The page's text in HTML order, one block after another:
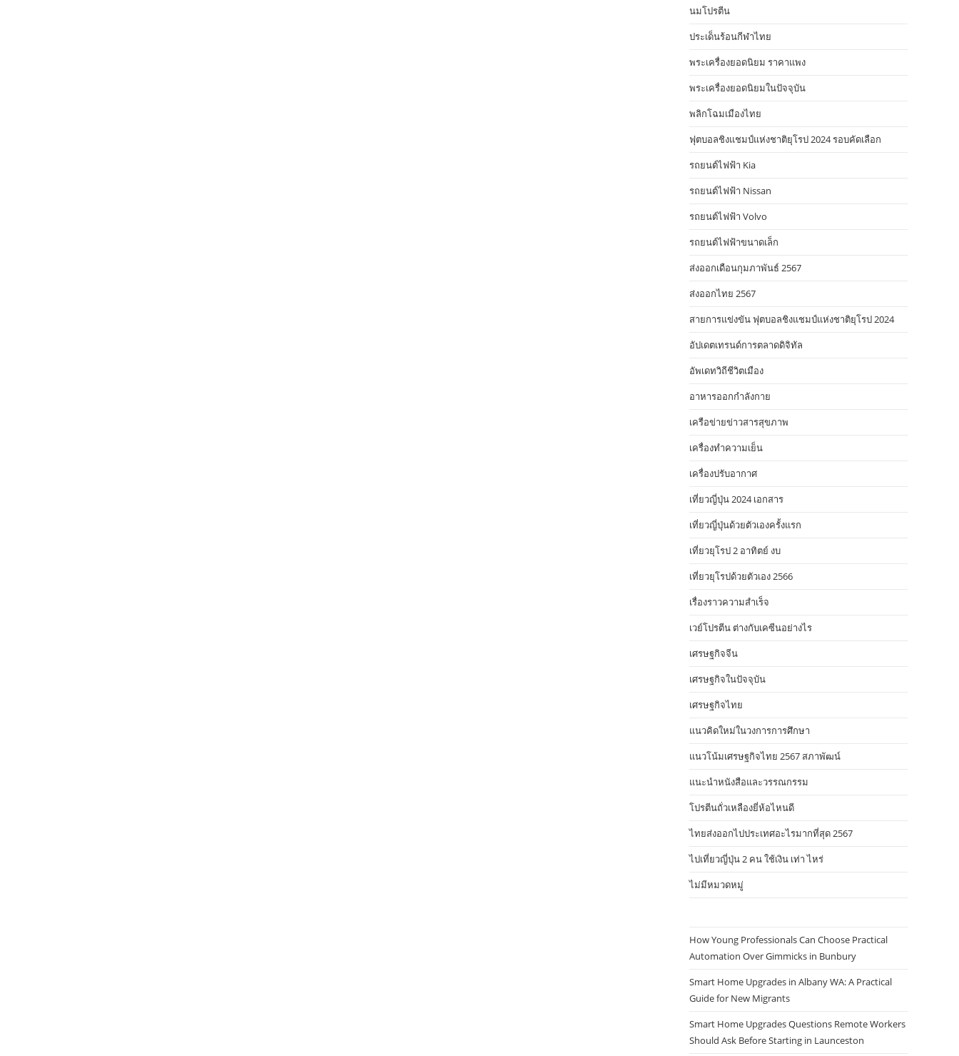
นมโปรตีน
ประเด็นร้อนกีฬาไทย
พระเครื่องยอดนิยม ราคาแพง
พระเครื่องยอดนิยมในปัจจุบัน
พลิกโฉมเมืองไทย
ฟุตบอลชิงแชมป์แห่งชาติยุโรป 2024 รอบคัดเลือก
รถยนต์ไฟฟ้า Kia
รถยนต์ไฟฟ้า Nissan
รถยนต์ไฟฟ้า Volvo
รถยนต์ไฟฟ้าขนาดเล็ก
ส่งออกเดือนกุมภาพันธ์ 2567
ส่งออกไทย 2567
สายการแข่งขัน ฟุตบอลชิงแชมป์แห่งชาติยุโรป 2024
อัปเดตเทรนด์การตลาดดิจิทัล
อัพเดทวิถีชีวิตเมือง
อาหารออกกําลังกาย
เครือข่ายข่าวสารสุขภาพ
เครื่องทำความเย็น
เครื่องปรับอากาศ
เที่ยวญี่ปุ่น 2024 เอกสาร
เที่ยวญี่ปุ่นด้วยตัวเองครั้งแรก
เที่ยวยุโรป 2 อาทิตย์ งบ
เที่ยวยุโรปด้วยตัวเอง 2566
เรื่องราวความสำเร็จ
เวย์โปรตีน ต่างกับเคซีนอย่างไร
เศรษฐกิจจีน
เศรษฐกิจในปัจจุบัน
เศรษฐกิจไทย
แนวคิดใหม่ในวงการการศึกษา
แนวโน้มเศรษฐกิจไทย 2567 สภาพัฒน์
แนะนำหนังสือและวรรณกรรม
โปรตีนถั่วเหลืองยี่ห้อไหนดี
ไทยส่งออกไปประเทศอะไรมากที่สุด 2567
ไปเที่ยวญี่ปุ่น 2 คน ใช้เงิน เท่า ไหร่
ไม่มีหมวดหมู่
How Young Professionals Can Choose Practical
Automation Over Gimmicks in Bunbury
Smart Home Upgrades in Albany WA: A Practical
Guide for New Migrants
Smart Home Upgrades Questions Remote Workers
Should Ask Before Starting in Launceston